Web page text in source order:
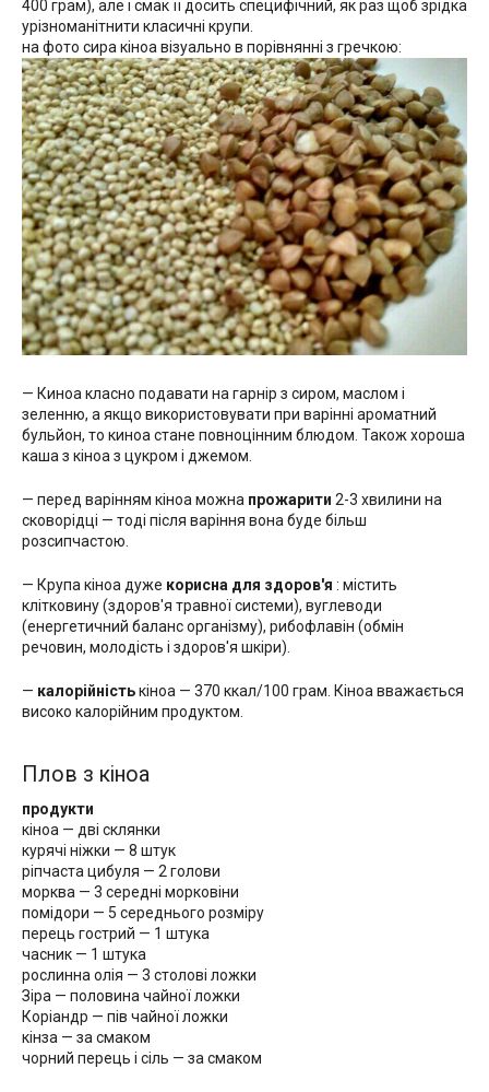
400 грам), але і смак її досить специфічний, як раз щоб зрідка
урізноманітнити класичні крупи.
на фото сира кіноа візуально в порівнянні з гречкою:
— Киноа класно подавати на гарнір з сиром, маслом і
зеленню, а якщо використовувати при варінні ароматний
бульйон, то киноа стане повноцінним блюдом. Також хороша
каша з кіноа з цукром і джемом.
— перед варінням кіноа можна прожарити 2-3 хвилини на
сковорідці — тоді після варіння вона буде більш
розсипчастою.
— Крупа кіноа дуже корисна для здоров'я : містить
клітковину (здоров'я травної системи), вуглеводи
(енергетичний баланс організму), рибофлавін (обмін
речовин, молодість і здоров'я шкіри).
— калорійністькіноа — 370 ккал/100 грам. Кіноа вважається
високо калорійним продуктом.
Плов з кіноа
продукти
кіноа — дві склянки
курячі ніжки — 8 штук
ріпчаста цибуля — 2 голови
морква — 3 середні морковіни
помідори — 5 середнього розміру
перець гострий — 1 штука
часник — 1 штука
рослинна олія — 3 столові ложки
Зіра — половина чайної ложки
Коріандр — пів чайної ложки
кінза — за смаком
чорний перець і сіль — за смаком